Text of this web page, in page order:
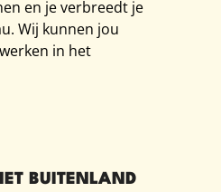
en je verbreedt je
Wij kunnen jou
in het
BUITENLAND